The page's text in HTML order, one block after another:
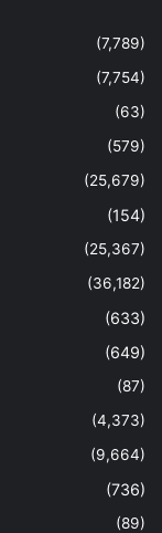
(7,789)
(7,754)
(63)
(579)
(25,679)
(154)
(25,367)
(36,182)
(633)
(649)
(87)
(4,373)
(9,664)
(736)
(89)